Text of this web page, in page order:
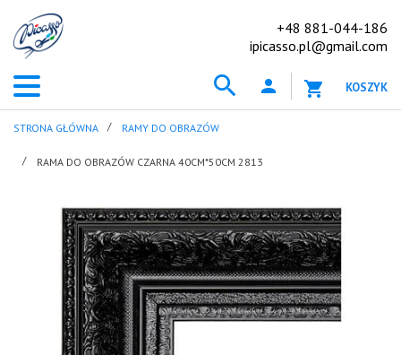
+48 881-044-186
ipicasso.pl@gmail.com
KOSZYK
STRONA GŁÓWNA RAMY DO OBRAZÓW
RAMA DO OBRAZÓW CZARNA 40CM*50CM 2813